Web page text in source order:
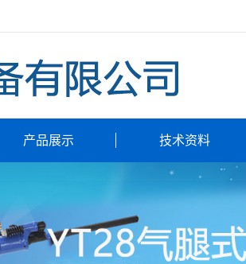
产品展示 技术资料